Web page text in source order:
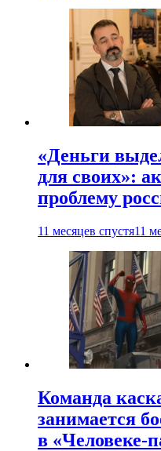
«Деньги
для своих»:
проблему
11 месяцев спустя11
Команда
занимается
в «Человеке-